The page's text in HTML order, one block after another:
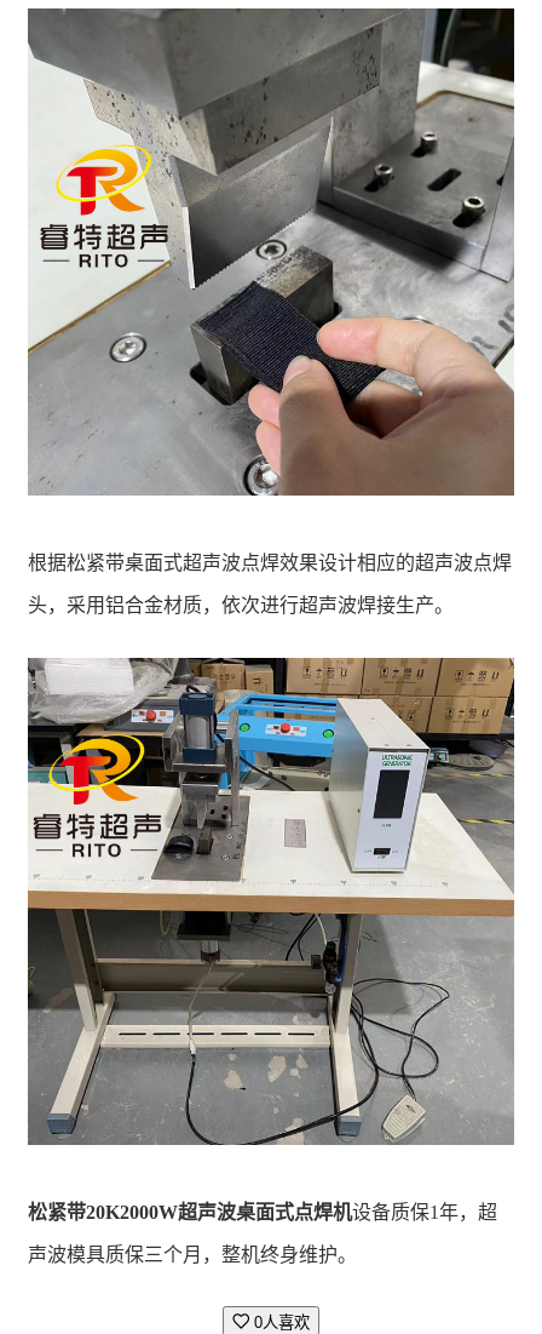
根据松紧带桌面式超声波点焊效果设计相应的超声波点焊
头，采用铝合金材质，依次进行超声波焊接生产。
松紧带20K2000W超声波桌面式点焊机设备质保1年，超
声波模具质保三个月，整机终身维护。
0人喜欢